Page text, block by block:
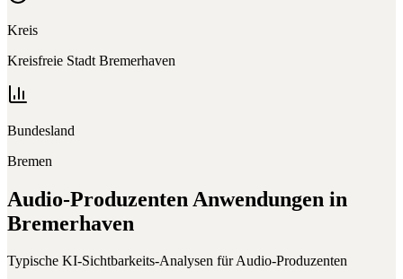
Kreis
Kreisfreie Stadt Bremerhaven
Bundesland
Bremen
Audio-Produzenten Anwendungen in
Bremerhaven
Typische KI-Sichtbarkeits-Analysen fürAudio-Produzenten